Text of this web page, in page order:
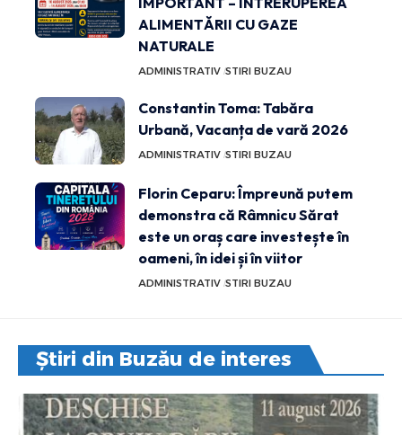
ALIMENTĂRII CU GAZE
NATURALE
ADMINISTRATIV STIRI BUZAU
Constantin Toma: Tabăra
Urbană, Vacanța de vară 2026
ADMINISTRATIV STIRI BUZAU
Florin Ceparu: Împreună putem
demonstra că Râmnicu Sărat
este un oraș care investește în
oameni, în idei și în viitor
ADMINISTRATIV STIRI BUZAU
Știri din Buzău de interes